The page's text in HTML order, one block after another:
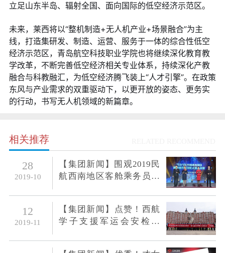
立足山东半岛、辐射全国、面向国际的低空经济示范区。
未来，莱西将以“整机制造+无人机产业+场景融合”为主
线，打造集研发、制造、运营、服务于一体的综合性低空
经济示范区，青岛航空科技职业学院也将继续深化教育教
学改革，不断完善低空经济相关专业体系，持续深化产教
融合与科教融汇，为低空经济腾飞装上“人才引擎”。在政策
东风与产业需求的双重驱动下，以更开放的姿态、更务实
的行动，书写无人机领域的新篇章。
相关推荐
28
2019-10
【集团新闻】围观2019民
航西南地区客舱乘务员技
12
2019-11
【集团新闻】点赞！西航
学子支援军运会安检工